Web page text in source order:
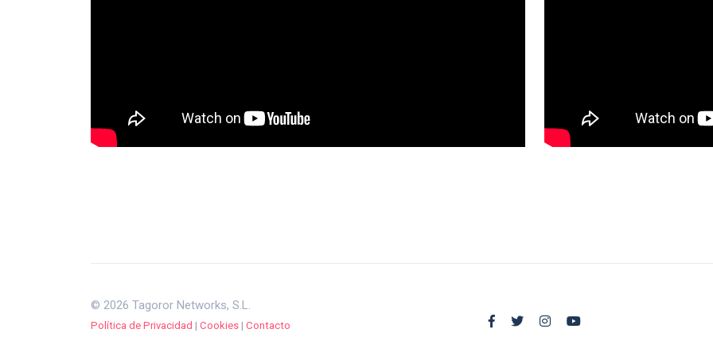
© 2026 Tagoror Networks, S.L.
Política de Privacidad | Cookies | Contacto